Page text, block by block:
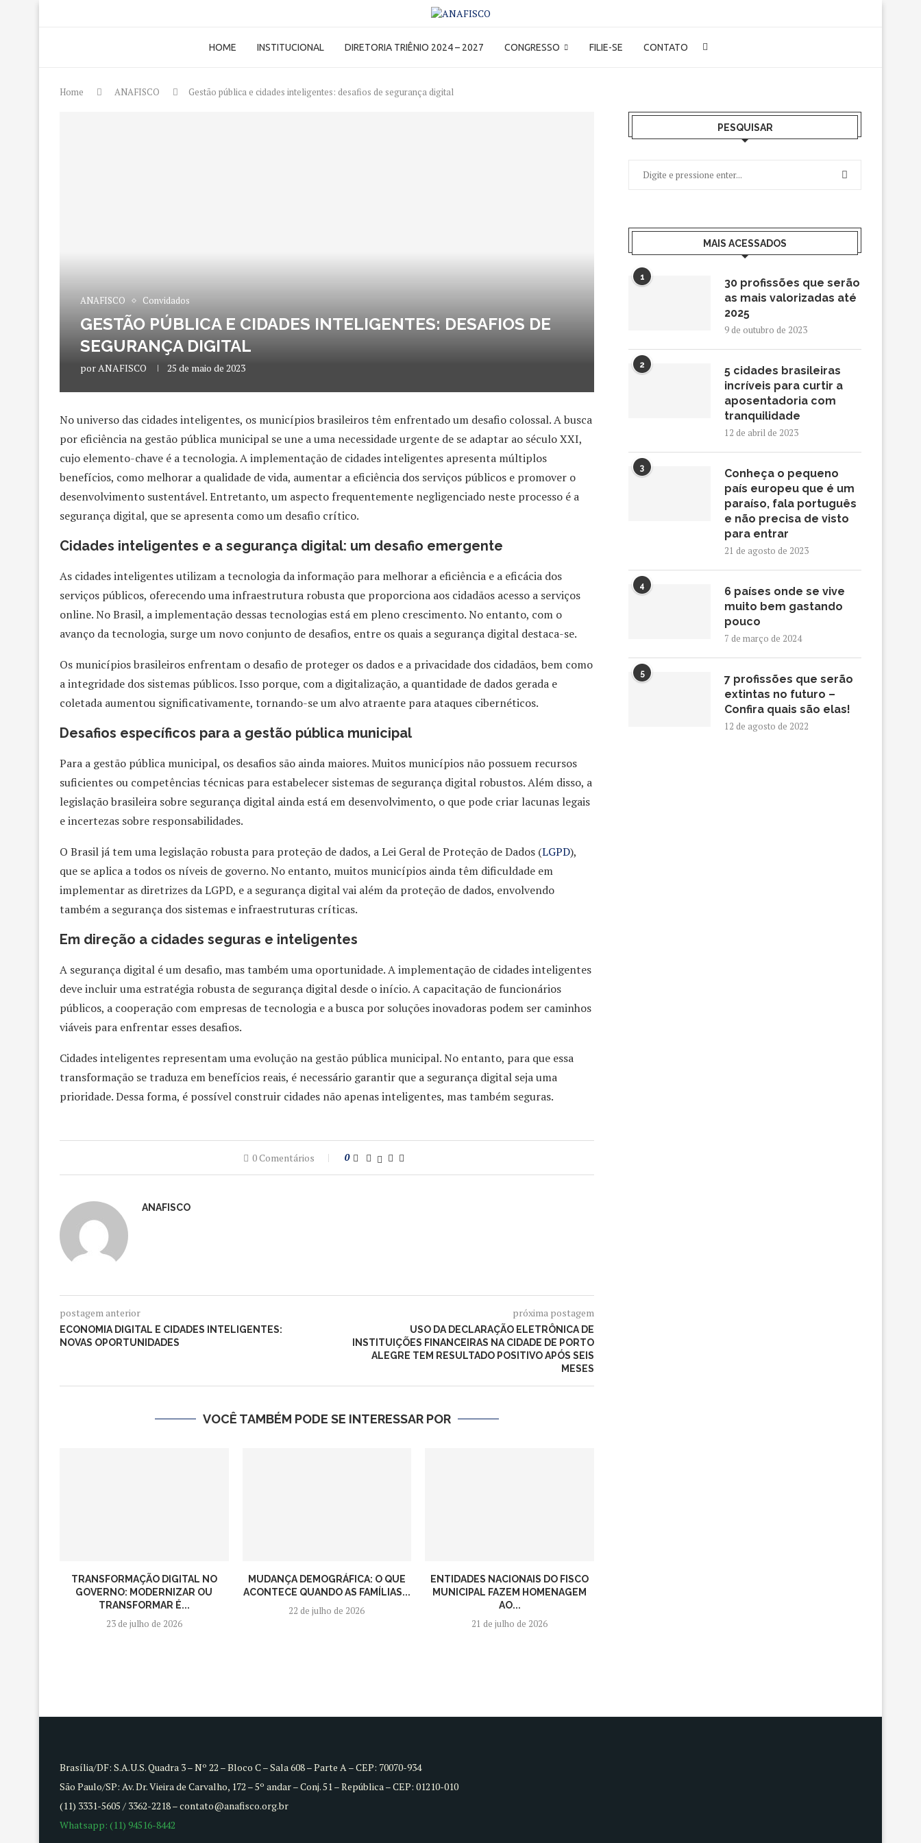
HOME INSTITUCIONAL DIRETORIA TRIÊNIO 2024 – 2027 CONGRESSO FILIE-SE CONTATO
Home ANAFISCO Gestão pública e cidades inteligentes: desafios de segurança digital
ANAFISCO Convidados
GESTÃO PÚBLICA E CIDADES INTELIGENTES: DESAFIOS DE
SEGURANÇA DIGITAL
porANAFISCO 25 de maio de 2023
No universo das cidades inteligentes, os municípios brasileiros têm enfrentado um desafio colossal. A busca
por eficiência na gestão pública municipal se une a uma necessidade urgente de se adaptar ao século XXI,
cujo elemento-chave é a tecnologia. A implementação de cidades inteligentes apresenta múltiplos
benefícios, como melhorar a qualidade de vida, aumentar a eficiência dos serviços públicos e promover o
desenvolvimento sustentável. Entretanto, um aspecto frequentemente negligenciado neste processo é a
segurança digital, que se apresenta como um desafio crítico.
Cidades inteligentes e a segurança digital: um desafio emergente
As cidades inteligentes utilizam a tecnologia da informação para melhorar a eficiência e a eficácia dos
serviços públicos, oferecendo uma infraestrutura robusta que proporciona aos cidadãos acesso a serviços
online. No Brasil, a implementação dessas tecnologias está em pleno crescimento. No entanto, com o
avanço da tecnologia, surge um novo conjunto de desafios, entre os quais a segurança digital destaca-se.
Os municípios brasileiros enfrentam o desafio de proteger os dados e a privacidade dos cidadãos, bem como
a integridade dos sistemas públicos. Isso porque, com a digitalização, a quantidade de dados gerada e
coletada aumentou significativamente, tornando-se um alvo atraente para ataques cibernéticos.
Desafios específicos para a gestão pública municipal
Para a gestão pública municipal, os desafios são ainda maiores. Muitos municípios não possuem recursos
suficientes ou competências técnicas para estabelecer sistemas de segurança digital robustos. Além disso, a
legislação brasileira sobre segurança digital ainda está em desenvolvimento, o que pode criar lacunas legais
e incertezas sobre responsabilidades.
O Brasil já tem uma legislação robusta para proteção de dados, a Lei Geral de Proteção de Dados (LGPD),
que se aplica a todos os níveis de governo. No entanto, muitos municípios ainda têm dificuldade em
implementar as diretrizes da LGPD, e a segurança digital vai além da proteção de dados, envolvendo
também a segurança dos sistemas e infraestruturas críticas.
Em direção a cidades seguras e inteligentes
A segurança digital é um desafio, mas também uma oportunidade. A implementação de cidades inteligentes
deve incluir uma estratégia robusta de segurança digital desde o início. A capacitação de funcionários
públicos, a cooperação com empresas de tecnologia e a busca por soluções inovadoras podem ser caminhos
viáveis para enfrentar esses desafios.
Cidades inteligentes representam uma evolução na gestão pública municipal. No entanto, para que essa
transformação se traduza em benefícios reais, é necessário garantir que a segurança digital seja uma
prioridade. Dessa forma, é possível construir cidades não apenas inteligentes, mas também seguras.
0 Comentários 0
ANAFISCO
postagem anterior
ECONOMIA DIGITAL E CIDADES INTELIGENTES:
NOVAS OPORTUNIDADES
próxima postagem
USO DA DECLARAÇÃO ELETRÔNICA DE
INSTITUIÇÕES FINANCEIRAS NA CIDADE DE PORTO
ALEGRE TEM RESULTADO POSITIVO APÓS SEIS
MESES
VOCÊ TAMBÉM PODE SE INTERESSAR POR
TRANSFORMAÇÃO DIGITAL NO
GOVERNO: MODERNIZAR OU
TRANSFORMAR É...
23 de julho de 2026
MUDANÇA DEMOGRÁFICA: O QUE
ACONTECE QUANDO AS FAMÍLIAS...
22 de julho de 2026
ENTIDADES NACIONAIS DO FISCO
MUNICIPAL FAZEM HOMENAGEM
AO...
21 de julho de 2026
PESQUISAR
MAIS ACESSADOS
1
30 profissões que serão
as mais valorizadas até
2025
9 de outubro de 2023
2
5 cidades brasileiras
incríveis para curtir a
aposentadoria com
tranquilidade
12 de abril de 2023
3
Conheça o pequeno
país europeu que é um
paraíso, fala português
e não precisa de visto
para entrar
21 de agosto de 2023
4
6 países onde se vive
muito bem gastando
pouco
7 de março de 2024
5
7 profissões que serão
extintas no futuro –
Confira quais são elas!
12 de agosto de 2022
Brasília/DF: S.A.U.S. Quadra 3 – Nº 22 – Bloco C – Sala 608 – Parte A – CEP: 70070-934
São Paulo/SP: Av. Dr. Vieira de Carvalho, 172 – 5º andar – Conj. 51 – República – CEP: 01210-010
(11) 3331-5605 / 3362-2218 – contato@anafisco.org.br
Whatsapp: (11) 94516-8442